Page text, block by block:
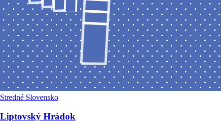
Stredné Slovensko
Liptovský Hrádok